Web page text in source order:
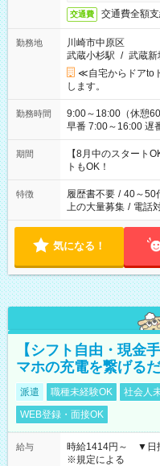
交通費 交通費全額
勤務地
川崎市中原区
武蔵小杉駅 / 武蔵新
≪自宅からドアto
します。
勤務時間
9:00～18:00（休憩60分） ■ご希望があれば下記シ
早番 7:00～16:00 遅番
と休みを合わせたい
「できれば残業は
ね。 ※Wワーク希望の方へ 今ご覧のお仕事で希望する勤務時間
と、もう1つのお仕
合は応募できません
期間
【8月中のスタート
トもOK！
特徴 履歴書不要 / 40～50
上の大量募集 / 電話
気になる！
【シフト自由・現金
マホの充電を繋げるだ
派遣 職種未経験OK 社会人
WEB登録・面接OK
給与
時給1414円～ ▼日
※規定による